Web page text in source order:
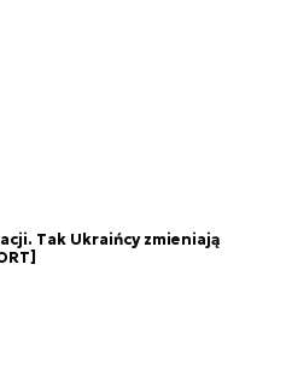
Tak Ukraińcy zmieniają